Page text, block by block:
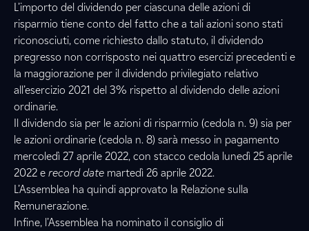
L’importo del dividendo per ciascuna delle azioni di
risparmio tiene conto del fatto che a tali azioni sono stati
riconosciuti, come richiesto dallo statuto, il dividendo
pregresso non corrisposto nei quattro esercizi precedenti e
la maggiorazione per il dividendo privilegiato relativo
all’esercizio 2021 del 3% rispetto al dividendo delle azioni
ordinarie.
Il dividendo sia per le azioni di risparmio (cedola n. 9) sia per
le azioni ordinarie (cedola n. 8) sarà messo in pagamento
mercoledì 27 aprile 2022, con stacco cedola lunedì 25 aprile
2022 e record date martedì 26 aprile 2022.
L’Assemblea ha quindi approvato la Relazione sulla
Remunerazione.
Infine, l’Assemblea ha nominato il consiglio di